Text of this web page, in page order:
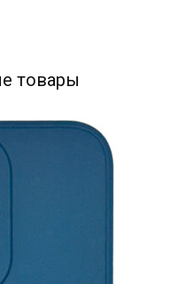
товары